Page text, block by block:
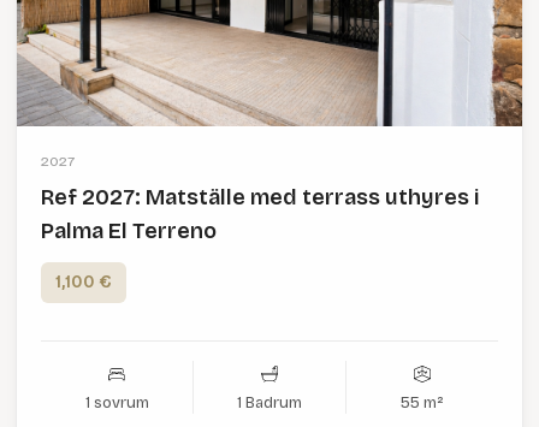
2027
Ref 2027: Matställe med terrass uthyres i
Palma El Terreno
1,100 €
1 sovrum 1 Badrum 55 m²